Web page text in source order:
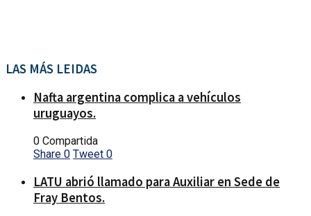
LAS MÁS LEIDAS
Nafta argentina complica a vehículos
uruguayos.
0 Compartida
Share 0 Tweet 0
LATU abrió llamado para Auxiliar en Sede de
Fray Bentos.